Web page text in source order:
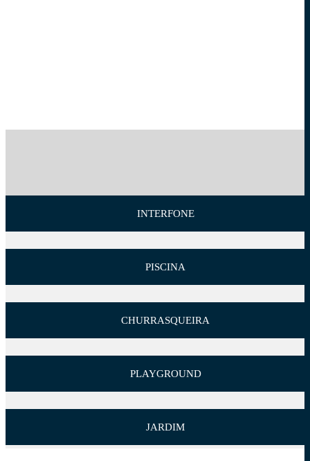
INTERFONE
PISCINA
CHURRASQUEIRA
PLAYGROUND
JARDIM